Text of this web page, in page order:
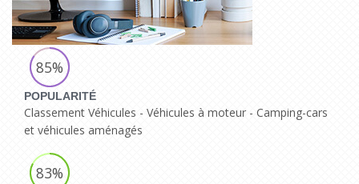
85%
POPULARITÉ
Classement Véhicules - Véhicules à moteur - Camping-cars
et véhicules aménagés
83%